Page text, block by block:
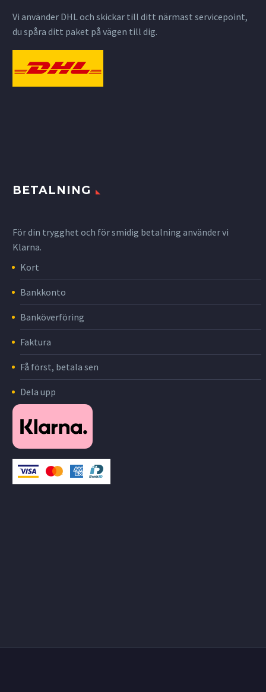
Vi använder DHL och skickar till ditt närmast servicepoint,
du spåra ditt paket på vägen till dig.
BETALNING
För din trygghet och för smidig betalning använder vi
Klarna.
Kort
Bankkonto
Banköverföring
Faktura
Få först, betala sen
Dela upp